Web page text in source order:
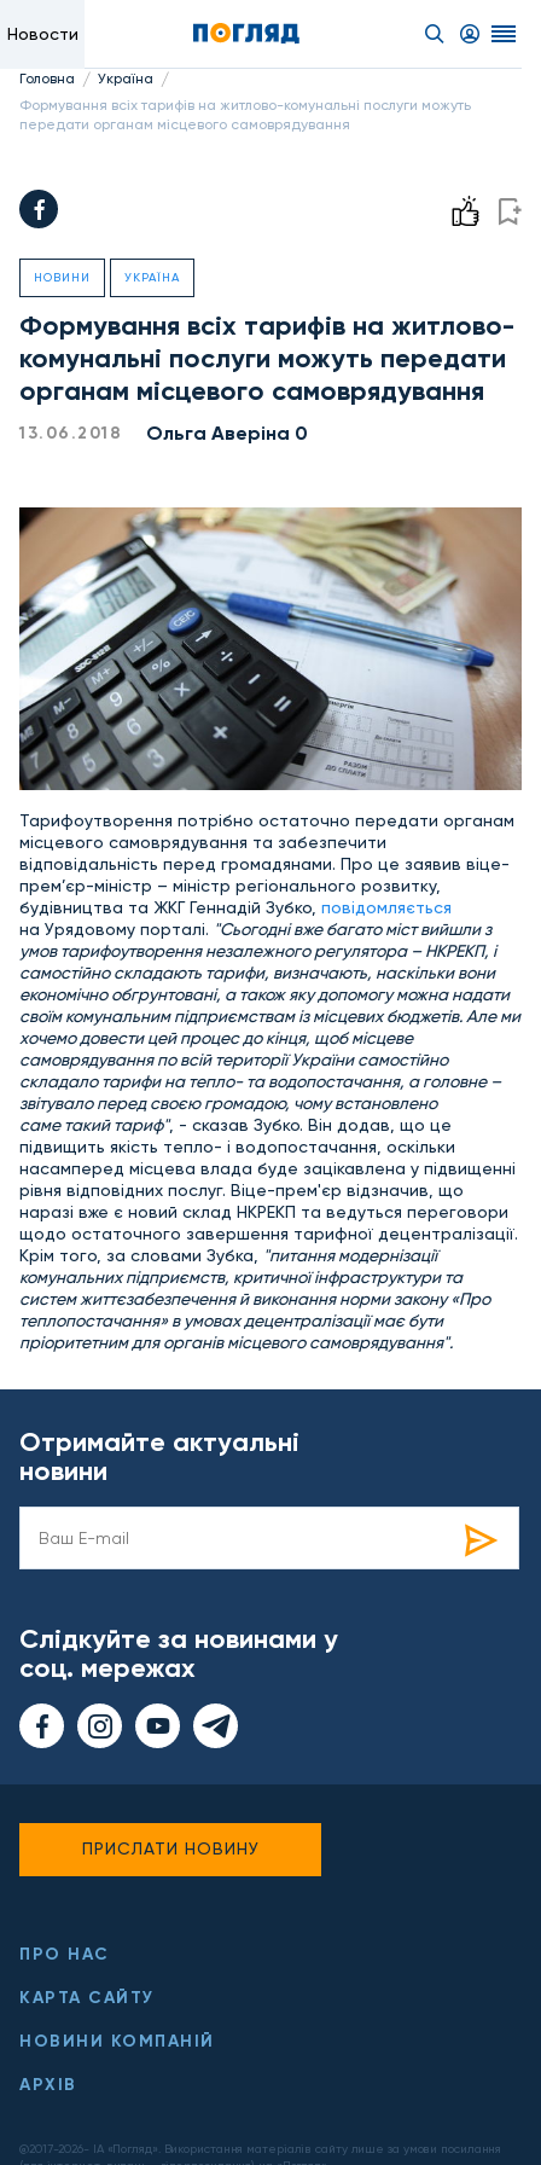
Новости
Головна / Україна /
Формування всіх тарифів на житлово-комунальні послуги можуть
передати органам місцевого самоврядування
НОВИНИ УКРАЇНА
Формування всіх тарифів на житлово-
комунальні послуги можуть передати
органам місцевого самоврядування
13.06.2018 Ольга Аверіна 0
Тарифоутворення потрібно остаточно передати органам
місцевого самоврядування та забезпечити
відповідальність перед громадянами. Про це заявив віце-
прем’єр-міністр – міністр регіонального розвитку,
будівництва та ЖКГ Геннадій Зубко, повідомляється
на Урядовому порталі. "Сьогодні вже багато міст вийшли з
умов тарифоутворення незалежного регулятора – НКРЕКП, і
самостійно складають тарифи, визначають, наскільки вони
економічно обгрунтовані, а також яку допомогу можна надати
своїм комунальним підприємствам із місцевих бюджетів. Але ми
хочемо довести цей процес до кінця, щоб місцеве
самоврядування по всій території України самостійно
складало тарифи на тепло- та водопостачання, а головне –
звітувало перед своєю громадою, чому встановлено
саме такий тариф", - сказав Зубко. Він додав, що це
підвищить якість тепло- і водопостачання, оскільки
насамперед місцева влада буде зацікавлена у підвищенні
рівня відповідних послуг. Віце-прем'єр відзначив, що
наразі вже є новий склад НКРЕКП та ведуться переговори
щодо остаточного завершення тарифної децентралізації.
Крім того, за словами Зубка,
"питання модернізації
комунальних підприємств, критичної інфраструктури та
систем життєзабезпечення й виконання норми закону «Про
теплопостачання» в умовах децентралізації має бути
пріоритетним для органів місцевого самоврядування".
Отримайте актуальні
новини
Слідкуйте за новинами у
соц. мережах
ПРО НАС
КАРТА САЙТУ
НОВИНИ КОМПАНІЙ
АРХІВ
@2017-2026- ІА «Погляд». Використання матеріалів сайту лише за умови посилання
ПРИСЛАТИ НОВИНУ